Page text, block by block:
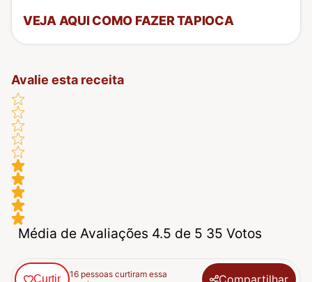
VEJA AQUI COMO FAZER TAPIOCA
Avalie esta receita
Média de Avaliações 4.5 de 5 35 Votos
Curtir
16 pessoas curtiram essa